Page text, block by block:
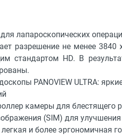
лапароскопических
разрешение не менее
стандартом HD. В
PANOVIEW ULTRA:
камеры для блестящего
(SIM) для
и более эргономичная